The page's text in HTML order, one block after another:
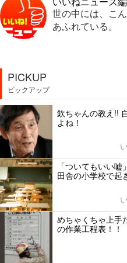
世の中には、こ
あふれている。
PICKUP
ピックアップ
欽ちゃんの教え!!
よね！
「ついてもいい
田舎の小学校で起
めちゃくちゃ上手
の作業工程表！！